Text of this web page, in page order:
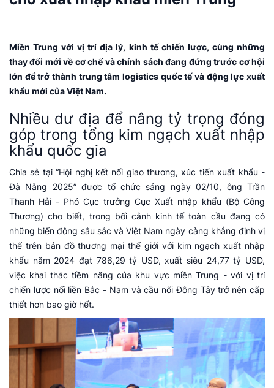
Miền Trung với vị trí địa lý, kinh tế chiến lược, cùng những
thay đổi mới về cơ chế và chính sách đang đứng trước cơ hội
lớn để trở thành trung tâm logistics quốc tế và động lực xuất
khẩu mới của Việt Nam.
Nhiều dư địa để nâng tỷ trọng đóng
góp trong tổng kim ngạch xuất nhập
khẩu quốc gia
Chia sẻ tại “Hội nghị kết nối giao thương, xúc tiến xuất khẩu -
Đà Nẵng 2025” được tổ chức sáng ngày 02/10, ông Trần
Thanh Hải - Phó Cục trưởng Cục Xuất nhập khẩu (Bộ Công
Thương) cho biết, trong bối cảnh kinh tế toàn cầu đang có
những biến động sâu sắc và Việt Nam ngày càng khẳng định vị
thế trên bản đồ thương mại thế giới với kim ngạch xuất nhập
khẩu năm 2024 đạt 786,29 tỷ USD, xuất siêu 24,77 tỷ USD,
việc khai thác tiềm năng của khu vực miền Trung - với vị trí
chiến lược nối liền Bắc - Nam và cầu nối Đông Tây trở nên cấp
thiết hơn bao giờ hết.